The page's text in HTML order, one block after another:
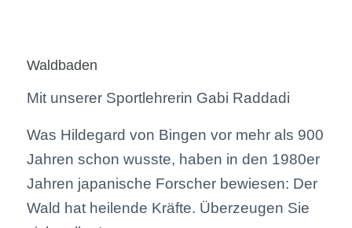
Waldbaden
Mit unserer Sportlehrerin Gabi Raddadi
Was Hildegard von Bingen vor mehr als 900
Jahren schon wusste, haben in den 1980er
Jahren japanische Forscher bewiesen: Der
Wald hat heilende Kräfte. Überzeugen Sie